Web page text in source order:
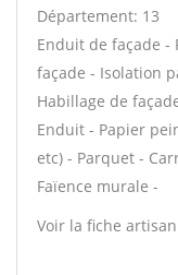
Département: 13
Enduit de façade -
façade - Isolation
Habillage de
Enduit - Papier
etc) - Parquet -
Faïence murale -
Voir la fiche